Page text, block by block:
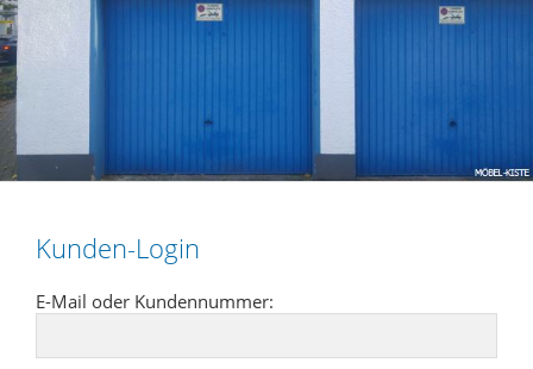
Kunden-Login
E-Mail oder Kundennummer: